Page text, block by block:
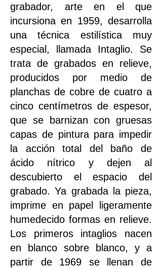
grabador, arte en el que
incursiona en 1959, desarrolla
una técnica estilística muy
especial, llamada Intaglio. Se
trata de grabados en relieve,
producidos por medio de
planchas de cobre de cuatro a
cinco centímetros de espesor,
que se barnizan con gruesas
capas de pintura para impedir
la acción total del baño de
ácido nítrico y dejen al
descubierto el espacio del
grabado. Ya grabada la pieza,
imprime en papel ligeramente
humedecido formas en relieve.
Los primeros intaglios nacen
en blanco sobre blanco, y a
partir de 1969 se llenan de